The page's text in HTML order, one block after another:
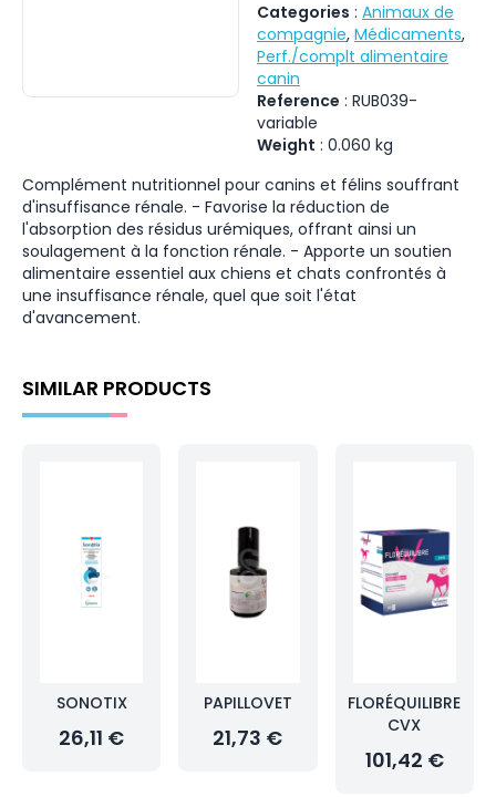
Categories : Animaux de
compagnie, Médicaments,
Perf./complt alimentaire
canin
Reference : RUB039-
variable
Weight : 0.060 kg
Complément nutritionnel pour canins et félins souffrant
d'insuffisance rénale. - Favorise la réduction de
l'absorption des résidus urémiques, offrant ainsi un
soulagement à la fonction rénale. - Apporte un soutien
alimentaire essentiel aux chiens et chats confrontés à
une insuffisance rénale, quel que soit l'état
d'avancement.
SIMILAR PRODUCTS
SONOTIX
26,11 €
PAPILLOVET
21,73 €
FLORÉQUILIBRE
CVX
101,42 €